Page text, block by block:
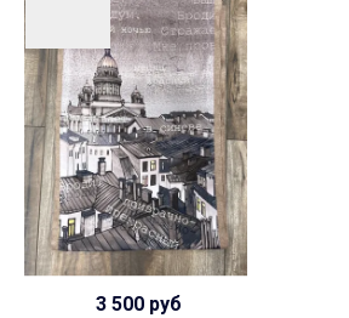
3 500 руб